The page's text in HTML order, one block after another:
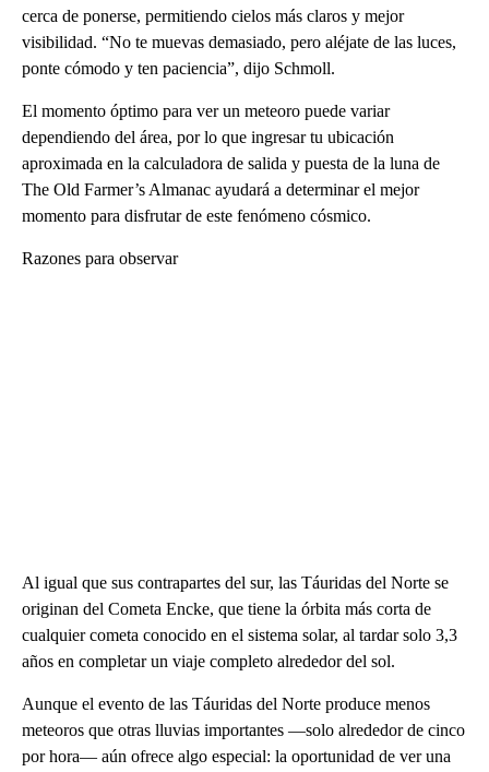
cerca de ponerse, permitiendo cielos más claros y mejor
visibilidad. “No te muevas demasiado, pero aléjate de las luces,
ponte cómodo y ten paciencia”, dijo Schmoll.
El momento óptimo para ver un meteoro puede variar
dependiendo del área, por lo que ingresar tu ubicación
aproximada en la calculadora de salida y puesta de la luna de
The Old Farmer’s Almanac ayudará a determinar el mejor
momento para disfrutar de este fenómeno cósmico.
Razones para observar
Al igual que sus contrapartes del sur, las Táuridas del Norte se
originan del Cometa Encke, que tiene la órbita más corta de
cualquier cometa conocido en el sistema solar, al tardar solo 3,3
años en completar un viaje completo alrededor del sol.
Aunque el evento de las Táuridas del Norte produce menos
meteoros que otras lluvias importantes —solo alrededor de cinco
por hora— aún ofrece algo especial: la oportunidad de ver una